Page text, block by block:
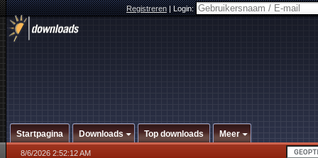
Registreren|Login:
Startpagina Downloads Top downloads Meer
8/6/2026 2:52:12 AM